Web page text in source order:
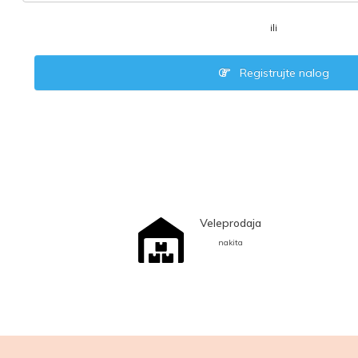
ili
Registrujte nalog
Veleprodaja
nakita